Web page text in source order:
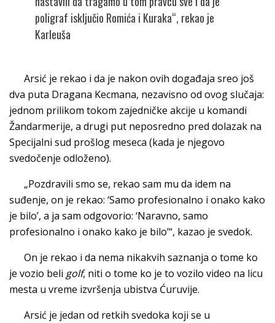
poligraf isključio Romića i Kuraka“, rekao je
Karleuša
Arsić je rekao i da je nakon ovih događaja sreo još
dva puta Dragana Kecmana, nezavisno od ovog slučaja:
jednom prilikom tokom zajedničke akcije u komandi
Žandarmerije, a drugi put neposredno pred dolazak na
Specijalni sud prošlog meseca (kada je njegovo
svedočenje odloženo).
„Pozdravili smo se, rekao sam mu da idem na
suđenje, on je rekao: ‘Samo profesionalno i onako kako
je bilo’, a ja sam odgovorio: ‘Naravno, samo
profesionalno i onako kako je bilo’“, kazao je svedok.
On je rekao i da nema nikakvih saznanja o tome ko
je vozio beli golf, niti o tome ko je to vozilo video na licu
mesta u vreme izvršenja ubistva Ćuruvije.
Arsić je jedan od retkih svedoka koji se u